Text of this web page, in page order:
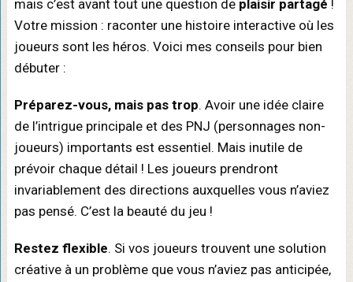
mais c’est avant tout une question de plaisir partagé !
Votre mission : raconter une histoire interactive où les
joueurs sont les héros. Voici mes conseils pour bien
débuter :
Préparez-vous, mais pas trop. Avoir une idée claire
de l’intrigue principale et des PNJ (personnages non-
joueurs) importants est essentiel. Mais inutile de
prévoir chaque détail ! Les joueurs prendront
invariablement des directions auxquelles vous n’aviez
pas pensé. C’est la beauté du jeu !
Restez flexible. Si vos joueurs trouvent une solution
créative à un problème que vous n’aviez pas anticipée,